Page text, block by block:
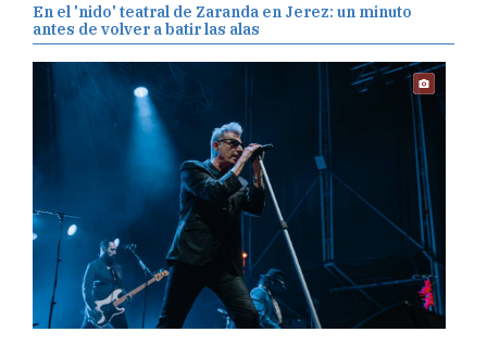
En el 'nido' teatral de Zaranda en Jerez: un minuto
antes de volver a batir las alas